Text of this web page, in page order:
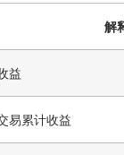
解
益
易累计收益